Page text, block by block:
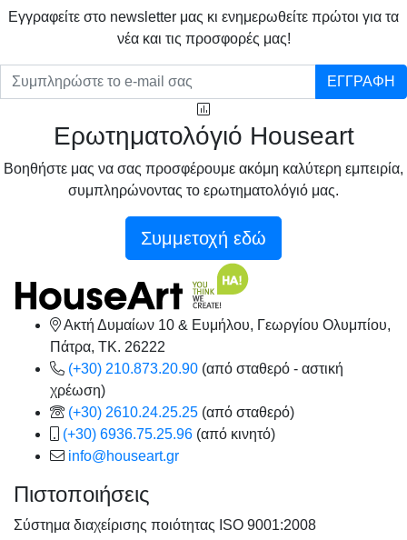
Eγγραφείτε στο newsletter μας κι ενημερωθείτε πρώτοι για τα
νέα και τις προσφορές μας!
ΕΓΓΡΑΦΗ
Ερωτηματολόγιό Houseart
Βοηθήστε μας να σας προσφέρουμε ακόμη καλύτερη εμπειρία,
συμπληρώνοντας το ερωτηματολόγιό μας.
Συμμετοχή εδώ
Ακτή Δυμαίων 10 & Ευμήλου, Γεωργίου Ολυμπίου,
Πάτρα, TK. 26222
(+30) 210.873.20.90 (από σταθερό - αστική
χρέωση)
(+30) 2610.24.25.25 (από σταθερό)
(+30) 6936.75.25.96 (από κινητό)
info@houseart.gr
Πιστοποιήσεις
Σύστημα διαχείρισης ποιότητας ISO 9001:2008